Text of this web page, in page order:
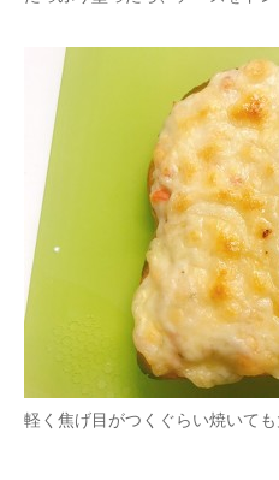
軽く焦げ目がつくぐらい焼いて